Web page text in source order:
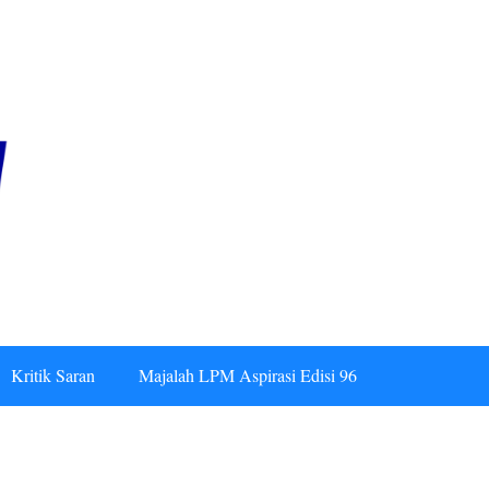
Kritik Saran Majalah LPM Aspirasi Edisi 96